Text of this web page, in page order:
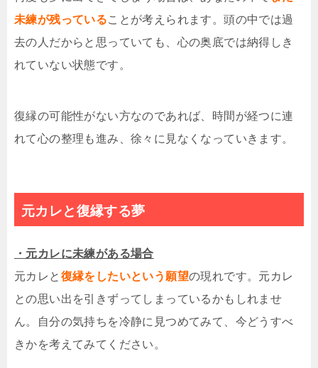
未練が残っていることが考えられます。頭の中では過
去の人だからと思っていても、心の奥底では納得しき
れていない状態です。
復縁の可能性がない方なのであれば、時間が経つに連
れて心の整理も進み、徐々に見なくなっていきます。
元カレと復縁する夢
・元カレに未練がある場合
元カレと 復縁をしたいという願望の現れです。元カレ
との思い出を引きずってしまっているかもしれませ
ん。自分の気持ちを冷静に見つめてみて、今どうすべ
きかを考えてみてください。